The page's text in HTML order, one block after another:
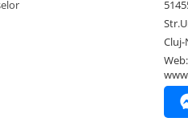
Cluj-
Web: